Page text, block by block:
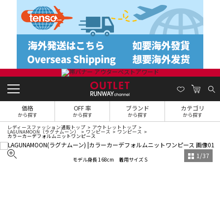
価格
から探す
OFF 率
から探す
ブランド
から探す
カテゴリ
から探す
レディースファッション通販トップ アウトレットトップ
LAGUNAMOON（ラグナムーン） ワンピース ワンピース
カラーカーデフォルムニットワンピース
モデル身長 168cm 着用サイズ S 1 /37